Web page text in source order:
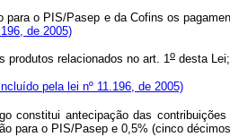
o PIS/Pasep e da Cofins os
de 2005)
produtos relacionados no art. 1o desta
pela lei nº 11.196, de 2005)
constitui antecipação das
para o PIS/Pasep e 0,5% (cinco